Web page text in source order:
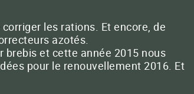
les rations. Et encore, de
azotés.
brebis et cette année 2015 nous
pour le renouvellement 2016. Et